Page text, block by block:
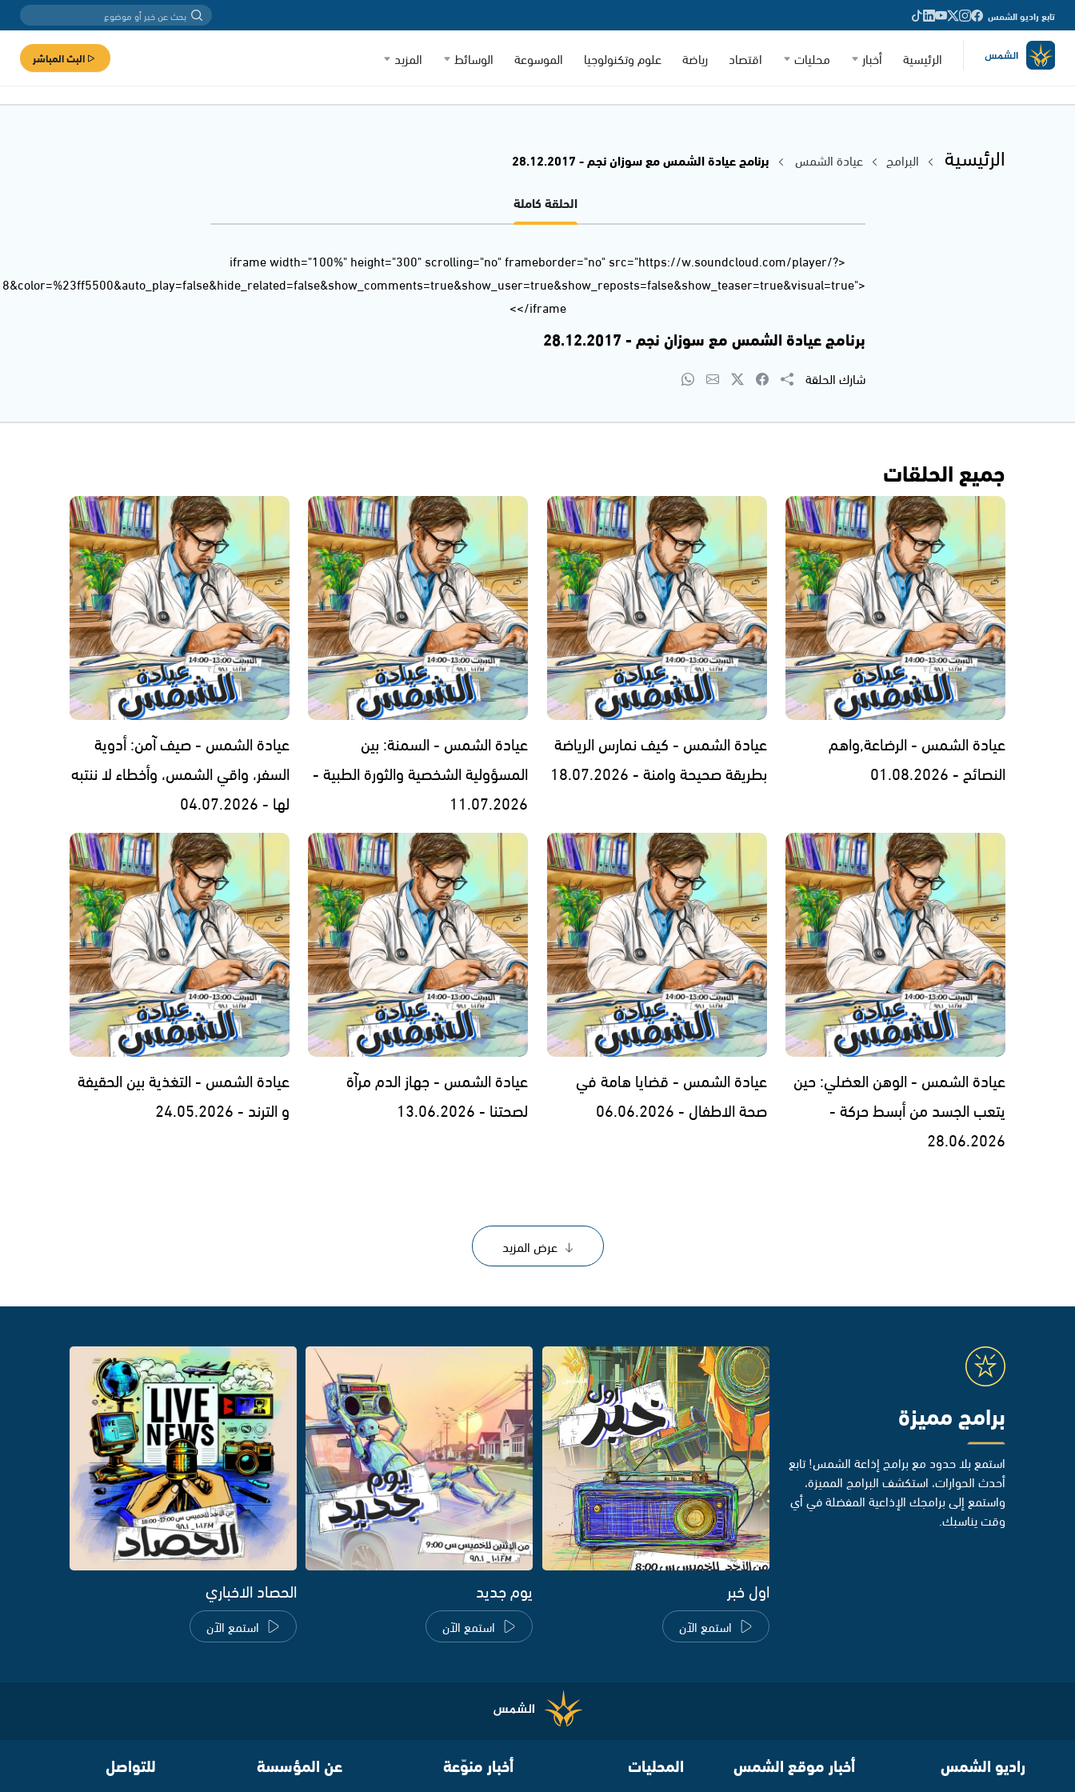
تابع راديو الشمس
الرئيسية أخبار محليات اقتصاد رياضة علوم وتكنولوجيا الموسوعة الوسائط المزيد البث المباشر
الرئيسية البرامج عيادة الشمس
برنامج عيادة الشمس مع سوزان نجم - 28.12.2017
الحلقة كاملة
<iframe width="100%" height="300" scrolling="no" frameborder="no" src="https://w.soundcloud.com/player/?
</iframe>
برنامج عيادة الشمس مع سوزان نجم - 28.12.2017
شارك الحلقة
جميع الحلقات
عيادة الشمس - الرضاعة,واهم
النصائح - 01.08.2026
عيادة الشمس - كيف نمارس الرياضة
بطريقة صحيحة وامنة - 18.07.2026
عيادة الشمس - السمنة: بين
المسؤولية الشخصية والثورة الطبية -
11.07.2026
عيادة الشمس - صيف آمن: أدوية
السفر، واقي الشمس، وأخطاء لا ننتبه
لها - 04.07.2026
عيادة الشمس - الوهن العضلي: حين
يتعب الجسد من أبسط حركة -
28.06.2026
عيادة الشمس - قضايا هامة في
صحة الاطفال - 06.06.2026
عيادة الشمس - جهاز الدم مرآة
لصحتنا - 13.06.2026
عيادة الشمس - التغذية بين الحقيفة
و الترند - 24.05.2026
عرض المزيد
برامج مميزة
استمع بلا حدود مع برامج إذاعة الشمس! تابع
أحدث الحوارات، استكشف البرامج المميزة،
واستمع إلى برامجك الإذاعية المفضلة في أي
وقت يناسبك.
اول خبر
استمع الآن
يوم جديد
استمع الآن
الحصاد الاخباري
استمع الآن
راديو الشمس أخبار موقع الشمس المحليات أخبار منوّعة عن المؤسسة للتواصل